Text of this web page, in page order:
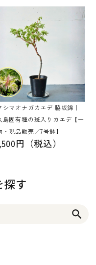
シマオナガカエデ 脇坂錦｜
島固有種の斑入りカエデ【一
・現品販売／7号鉢】
円（税込）
す
search